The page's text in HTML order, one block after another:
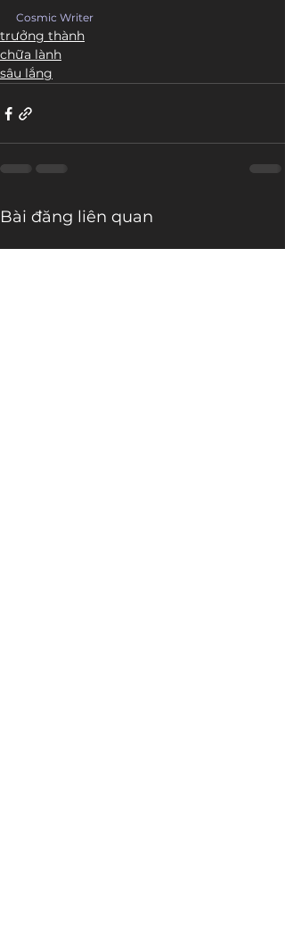
Cosmic Writer
trưởng thành
chữa lành
sâu lắng
Bài đăng liên quan